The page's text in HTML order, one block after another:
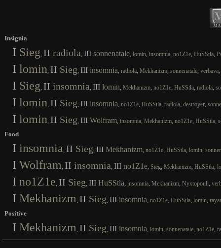
Insignia
I Sieg, II radiola, III sonnenatale, lomin, insomnia, no1Z1e, HuSStla,
I lomin, II Sieg, III insomnia, radiola, Mekhanizm, sonnenatale, verbava,
I Sieg, II insomnia, III lomin, Mekhanizm, no1Z1e, HuSStla, radiola,
I lomin, II Sieg, III insomnia, no1Z1e, HuSStla, radiola, destroyer,
I lomin, II Sieg, III Wolfram, insomnia, Mekhanizm, no1Z1e, HuSStla,
Food
I insomnia , II Sieg, III Mekhanizm, no1Z1e, HuSStla, lomin,
I Wolfram , II insomnia, III no1Z1e, Sieg, Mekhanizm, HuSStla,
I no1Z1e, II Sieg, III HuSStla, insomnia, Mekhanizm, Nyxtopouli,
I Mekhanizm , II Sieg, III insomnia, no1Z1e, HuSStla, lomin,
Positive
I Mekhanizm , II Sieg, III insomnia, lomin, sonnenatale, no1Z1e,